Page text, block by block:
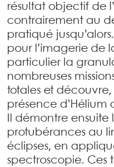
résultat objectif de
contrairement au
pratiqué
pour l’imagerie de
particulier la
nombreuses
totales et
présence d’Hélium
Il démontre ensuite
protubérances au
éclipses, en
spectroscopie. Ces